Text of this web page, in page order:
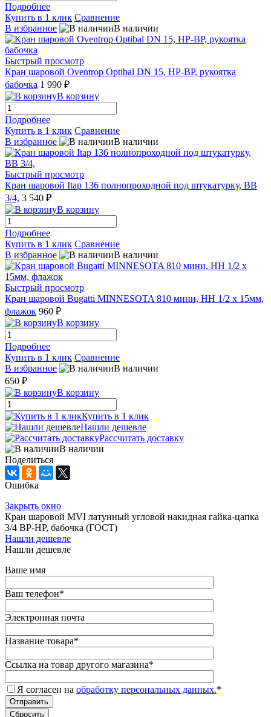
Подробнее
Купить в 1 клик Сравнение
В избранное
В наличии
Быстрый просмотр
Кран шаровой Oventrop Optibal DN 15, НР-ВР, рукоятка
бабочка 1 990 ₽
В корзину
Подробнее
Купить в 1 клик Сравнение
В избранное
В наличии
Быстрый просмотр
Кран шаровой Itap 136 полнопроходной под штукатурку, ВВ
3/4, 3 540 ₽
В корзину
Подробнее
Купить в 1 клик Сравнение
В избранное
В наличии
Быстрый просмотр
Кран шаровой Bugatti MINNESOTA 810 мини, НН 1/2 x 15мм,
флажок 960 ₽
В корзину
Подробнее
Купить в 1 клик Сравнение
В избранное
В наличии
650 ₽
В корзину
Купить в 1 клик
Нашли дешевле
Рассчитать доставку
В наличии
Поделиться
Ошибка
Закрыть окно
Кран шаровой MVI латунный угловой накидная гайка-цапка
3/4 ВР-НР, бабочка (ГОСТ)
Нашли дешевле
Нашли дешевле
Ваше имя
Ваш телефон*
Электронная почта
Название товара*
Ссылка на товар другого магазина*
Я согласен на обработку персональных данных.*